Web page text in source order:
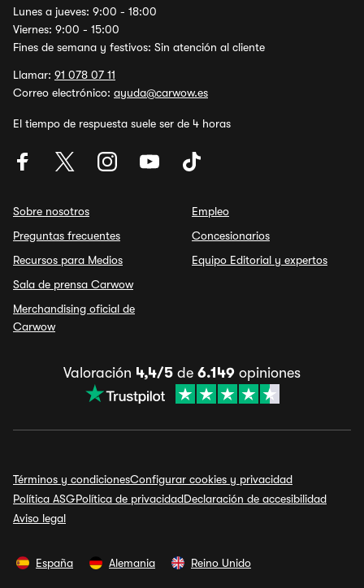
Lunes a jueves: 9:00 - 18:00
Viernes: 9:00 - 15:00
Fines de semana y festivos: Sin atención al cliente
Llamar: 91 078 07 11
Correo electrónico: ayuda@carwow.es
El tiempo de respuesta suele ser de 4 horas
Sobre nosotros
Preguntas frecuentes
Recursos para Medios
Sala de prensa Carwow
Merchandising oficial de
Carwow
Empleo
Concesionarios
Equipo Editorial y expertos
Valoración 4,4/5 de 6.149 opiniones
Términos y condicionesConfigurar cookies y privacidad
Política ASGPolítica de privacidadDeclaración de accesibilidad
Aviso legal
España Alemania Reino Unido